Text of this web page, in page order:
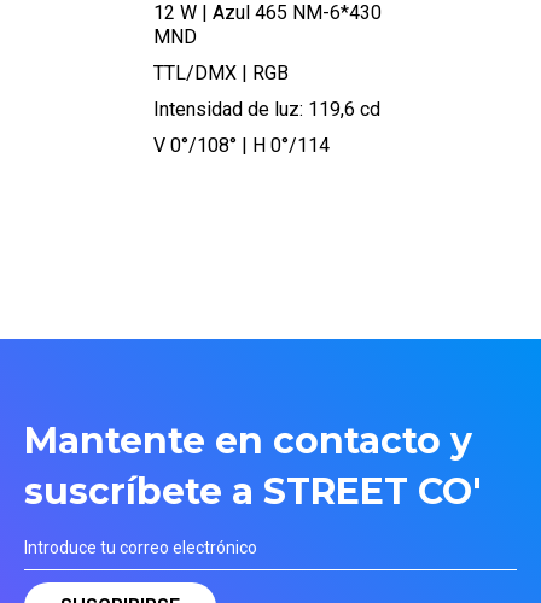
12 W | Azul 465 NM-6*430
MND
TTL/DMX | RGB
Intensidad de luz: 119,6 cd
V 0°/108° | H 0°/114
Mantente en contacto y
suscríbete a STREET CO'